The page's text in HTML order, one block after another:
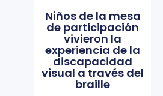
Niños de la mesa
de participación
vivieron la
experiencia de la
discapacidad
visual a través del
braille